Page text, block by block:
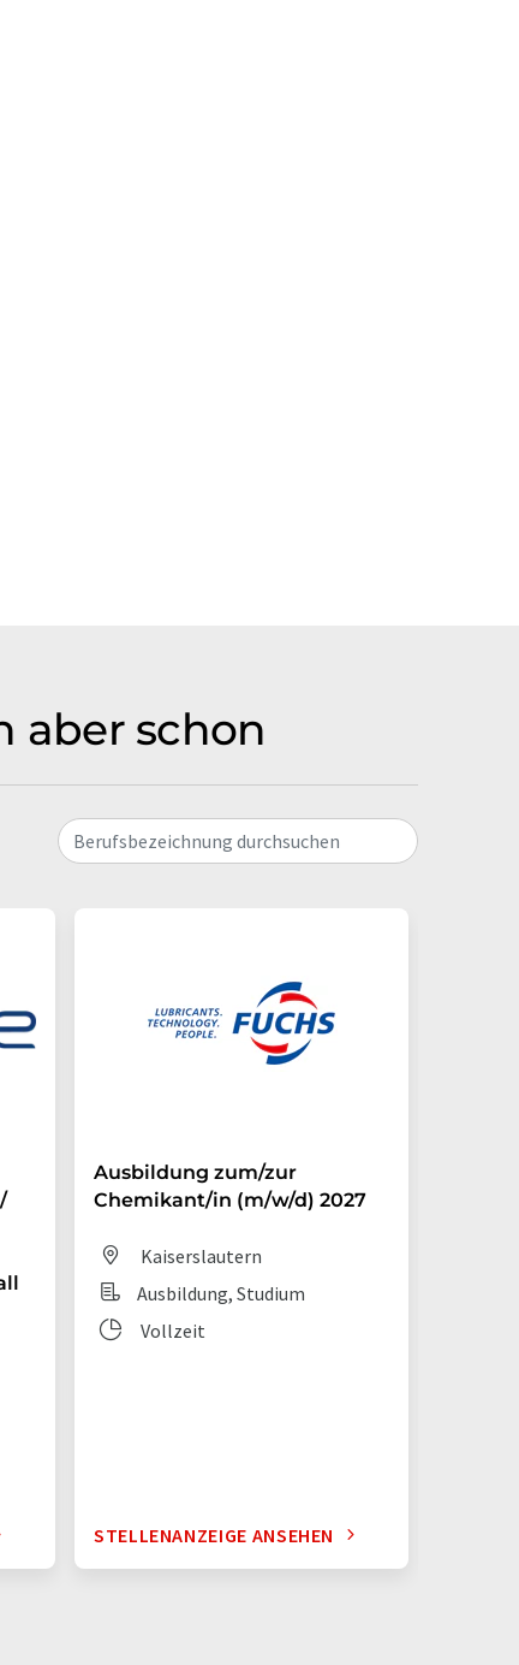
aber schon
Berufsbezeichnung durchsuchen
Ausbildung zum/zur
Chemikant/in (m/w/d) 2027
Kaiserslautern
Ausbildung, Studium
Vollzeit
STELLENANZEIGE ANSEHEN